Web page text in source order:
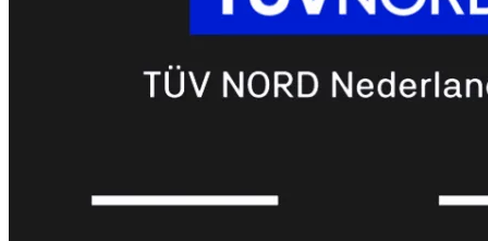
Enterprise
ProtectionSOC
a
Service
bekijken